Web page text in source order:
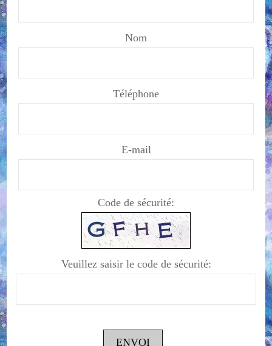
Nom
Téléphone
E-mail
Code de sécurité:
Veuillez saisir le code de sécurité:
ENVOI